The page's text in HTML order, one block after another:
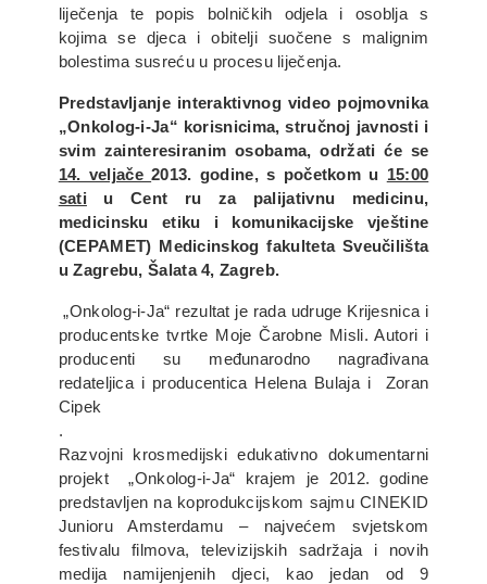
liječenja te popis bolničkih odjela i osoblja s
kojima se djeca i obitelji suočene s malignim
bolestima susreću u procesu liječenja.
Predstavljanje interaktivnog video pojmovnika
„Onkolog-i-Ja“ korisnicima, stručnoj javnosti i
svim zainteresiranim osobama, održati će se
14. veljače2013. godine, s početkom u 15:00
sati u Cent
ru za palijativnu medicinu,
medicinsku etiku i komunikacijske vještine
(CEPAMET) Medicinskog fakulteta Sveučilišta
u Zagrebu, Šalata 4, Zagreb.
„Onkolog-i-Ja“ rezultat je rada udruge Krijesnica i
producentske tvrtke Moje Čarobne Misli. Autori i
producenti su međunarodno nagrađivana
redateljica i producentica Helena Bulaja i Zoran
Cipek
.
Razvojni krosmedijski edukativno dokumentarni
projekt„Onkolog-i-Ja“ krajem je 2012. godine
predstavljen na koprodukcijskom sajmu CINEKID
Junioru Amsterdamu – najvećem svjetskom
festivalu filmova, televizijskih sadržaja i novih
medija namijenjenih djeci, kao jedan od 9